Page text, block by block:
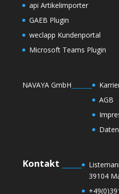
api Artikelimporter
GAEB Plugin
weclapp Kundenportal
Microsoft Teams Plugin
NAVAYA GmbH
AGB
Kontakt
39104